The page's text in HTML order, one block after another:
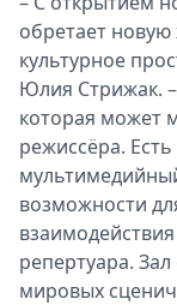
обретает
культурное
Юлия Стрижак.
которая может
режиссёра.
возможности
репертуара.
мировых